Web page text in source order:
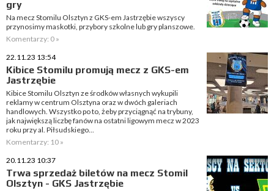
gry
Na mecz Stomilu Olsztyn z GKS-em Jastrzębie wszyscy
przynosimy maskotki, przybory szkolne lub gry planszowe.
Komentarzy: 0 »
22.11.23 13:54
Kibice Stomilu promują mecz z GKS-em
Jastrzębie
Kibice Stomilu Olsztyn ze środków własnych wykupili
reklamy w centrum Olsztyna oraz w dwóch galeriach
handlowych. Wszystko po to, żeby przyciągnąć na trybuny,
jak największą liczbę fanów na ostatni ligowym mecz w 2023
roku przy al. Piłsudskiego...
Komentarzy: 10 »
20.11.23 10:37
Trwa sprzedaż biletów na mecz Stomil
Olsztyn - GKS Jastrzębie